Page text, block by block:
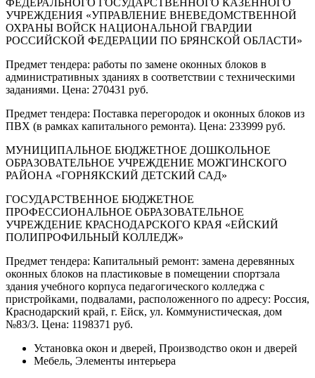
ФЕДЕРАЛЬНОГО ГОСУДАРСТВЕННОГО КАЗЕННОГО
УЧРЕЖДЕНИЯ «УПРАВЛЕНИЕ ВНЕВЕДОМСТВЕННОЙ
ОХРАНЫ ВОЙСК НАЦИОНАЛЬНОЙ ГВАРДИИ
РОССИЙСКОЙ ФЕДЕРАЦИИ ПО БРЯНСКОЙ ОБЛАСТИ»
Предмет тендера: работы по замене оконных блоков в
административных зданиях в соответствии с техническими
заданиями. Цена: 270431 руб.
Предмет тендера: Поставка перегородок и оконных блоков из
ПВХ (в рамках капитального ремонта). Цена: 233999 руб.
МУНИЦИПАЛЬНОЕ БЮДЖЕТНОЕ ДОШКОЛЬНОЕ
ОБРАЗОВАТЕЛЬНОЕ УЧРЕЖДЕНИЕ МОЖГИНСКОГО
РАЙОНА «ГОРНЯКСКИЙ ДЕТСКИЙ САД»
ГОСУДАРСТВЕННОЕ БЮДЖЕТНОЕ
ПРОФЕССИОНАЛЬНОЕ ОБРАЗОВАТЕЛЬНОЕ
УЧРЕЖДЕНИЕ КРАСНОДАРСКОГО КРАЯ «ЕЙСКИЙ
ПОЛИПРОФИЛЬНЫЙ КОЛЛЕДЖ»
Предмет тендера: Капитальный ремонт: замена деревянных
оконных блоков на пластиковые в помещении спортзала
здания учебного корпуса педагогического колледжа с
пристройками, подвалами, расположенного по адресу: Россия,
Краснодарский край, г. Ейск, ул. Коммунистическая, дом
№83/3. Цена: 1198371 руб.
Установка окон и дверей, Производство окон и дверей
Мебель, Элементы интерьера